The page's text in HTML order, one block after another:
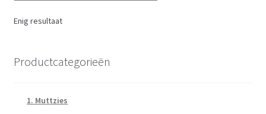
Enig resultaat
Productcategorieën
1. Muttzies